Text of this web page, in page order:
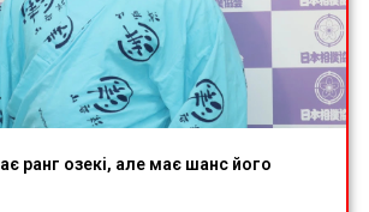
ранг озекі, але має шанс його